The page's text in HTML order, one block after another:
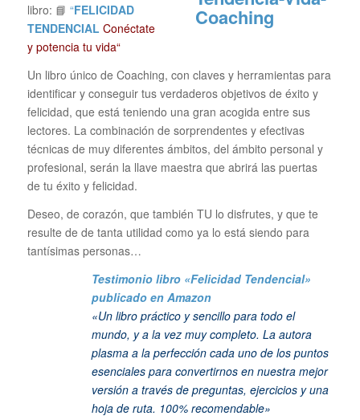
libro: 📘 “FELICIDAD
TENDENCIAL Conéctate
y potencia tu vida“
Un libro único de Coaching, con claves y herramientas para
identificar y conseguir tus verdaderos objetivos de éxito y
felicidad, que está teniendo una gran acogida entre sus
lectores. La combinación de sorprendentes y efectivas
técnicas de muy diferentes ámbitos, del ámbito personal y
profesional, serán la llave maestra que abrirá las puertas
de tu éxito y felicidad.
Deseo, de corazón, que también TU lo disfrutes, y que te
resulte de de tanta utilidad como ya lo está siendo para
tantísimas personas…
Testimonio libro «Felicidad Tendencial»
publicado en Amazon
«Un libro práctico y sencillo para todo el
mundo, y a la vez muy completo. La autora
plasma a la perfección cada uno de los puntos
esenciales para convertirnos en nuestra mejor
versión a través de preguntas, ejercicios y una
hoja de ruta. 100% recomendable»